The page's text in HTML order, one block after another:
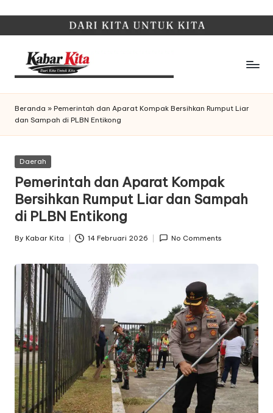
content
K
a
b
a
r
K
it
a
Beranda » Pemerintah dan Aparat Kompak Bersihkan Rumput Liar
dan Sampah di PLBN Entikong
Posted
Daerah
Pemerintah dan Aparat Kompak
Bersihkan Rumput Liar dan Sampah
di PLBN Entikong
Posted
By Kabar Kita 14 Februari 2026 No Comments